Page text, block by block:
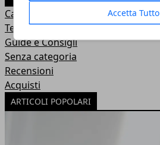
Accetta Tutto
Casa e Giardino
Tecnologia
Guide e Consigli
Senza categoria
Recensioni
Acquisti
ARTICOLI POPOLARI